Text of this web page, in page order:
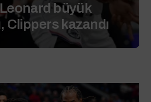
büyük
Clippers kazandı